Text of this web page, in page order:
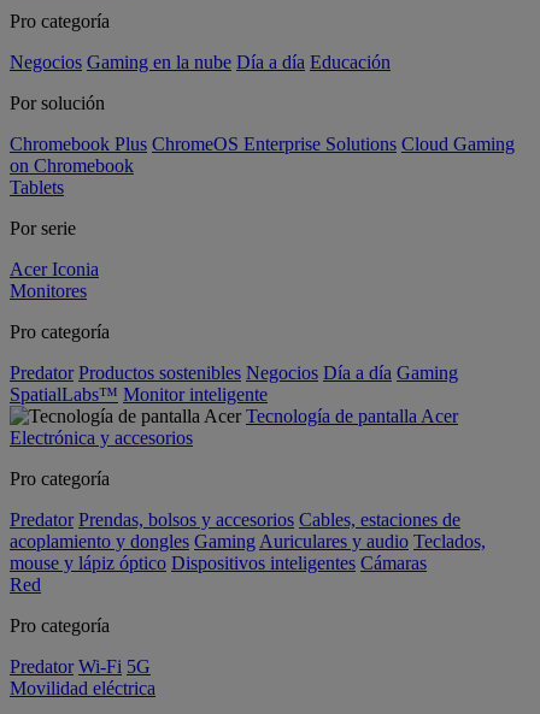
Pro categoría
Negocios Gaming en la nube Día a día Educación
Por solución
Chromebook Plus ChromeOS Enterprise Solutions Cloud Gaming
on Chromebook
Tablets
Por serie
Acer Iconia
Monitores
Pro categoría
Predator Productos sostenibles Negocios Día a día Gaming
SpatialLabs™ Monitor inteligente
Tecnología de pantalla Acer
Electrónica y accesorios
Pro categoría
Predator Prendas, bolsos y accesorios Cables, estaciones de
acoplamiento y dongles Gaming Auriculares y audio Teclados,
mouse y lápiz óptico Dispositivos inteligentes Cámaras
Red
Pro categoría
Predator Wi-Fi 5G
Movilidad eléctrica